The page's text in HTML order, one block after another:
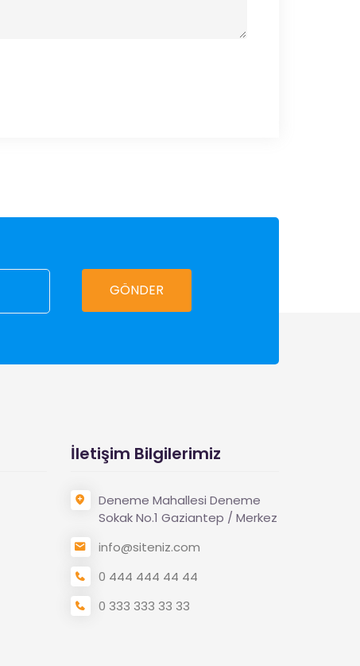
GÖNDER
İletişim Bilgilerimiz
Deneme Mahallesi Deneme
Sokak No.1 Gaziantep / Merkez
info@siteniz.com
0 444 444 44 44
0 333 333 33 33